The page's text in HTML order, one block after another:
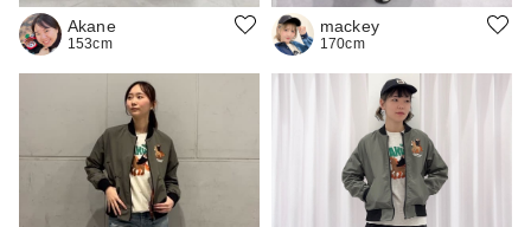
Akane
153cm
mackey
170cm